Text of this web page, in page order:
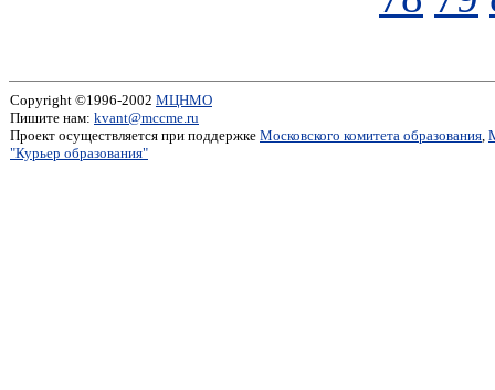
Copyright ©1996-2002 МЦНМО
Пишите нам: kvant@mccme.ru
Проект осуществляется при поддержке Московского комитета образования,
"Курьер образования"